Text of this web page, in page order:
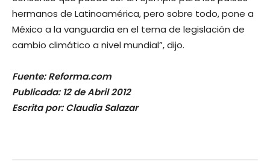
hermanos de Latinoamérica, pero sobre todo, pone a
México a la vanguardia en el tema de legislación de
cambio climático a nivel mundial”, dijo.
Fuente: Reforma.com
Publicada: 12 de Abril 2012
Escrita por: Claudia Salazar